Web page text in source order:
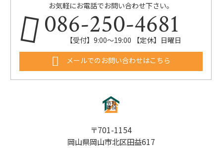
お気軽にお電話でお問い合わせ下さい。
086-250-4681
【受付】9:00〜19:00 【定休】日曜日
メールでのお問い合わせはこちら
〒701-1154
岡山県岡山市北区田益617